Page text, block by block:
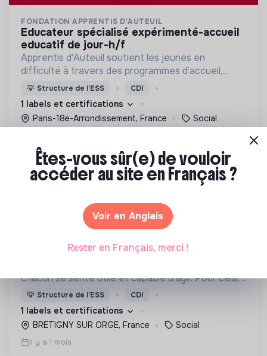
FONDATION APPRENTIS D'AUTEUIL
educateur spécialisé expérimenté-accueil
educatif de jour-h/f
Apprentis d'Auteuil soutient les jeunes en
difficulté à travers des programmes d’accueil,
d’éducation, de formation et d’insertion pour leur
permettre de devenir des hommes et des femmes
debout.
💡 Structure de l’ESS CDI
1 labels et certifications
Paris-18e-Arrondissement, France
Social
travailleur social cdi cada(f/h/x)
chacun se sente utile et capable d’agir. Pour cela,
nous proposons des moyens et des lieux
d’engagement innovants et adaptés à tous.
💡 Structure de l’ESS CDI
1 labels et certifications
BRETIGNY SUR ORGE, France
Social
Il y a 1 mois
Êtes-vous sûr(e) de vouloir
accéder au site en Français ?
Voir en Anglais
Rester en Français, merci !